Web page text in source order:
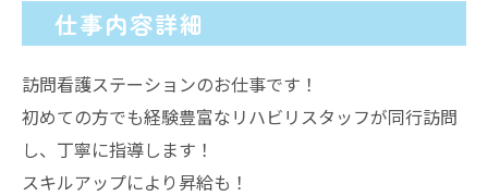
仕事内容詳細
訪問看護ステーションのお仕事です！
初めての方でも経験豊富なリハビリスタッフが同行訪問
し、丁寧に指導します！
スキルアップにより昇給も！